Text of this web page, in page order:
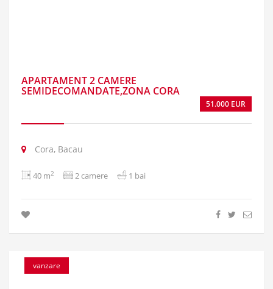
APARTAMENT 2 CAMERE
SEMIDECOMANDATE,ZONA CORA
51.000 EUR
Cora, Bacau
40 m2 2 camere 1 bai
vanzare